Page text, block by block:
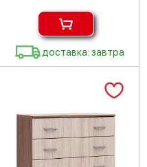
доставка: завтра